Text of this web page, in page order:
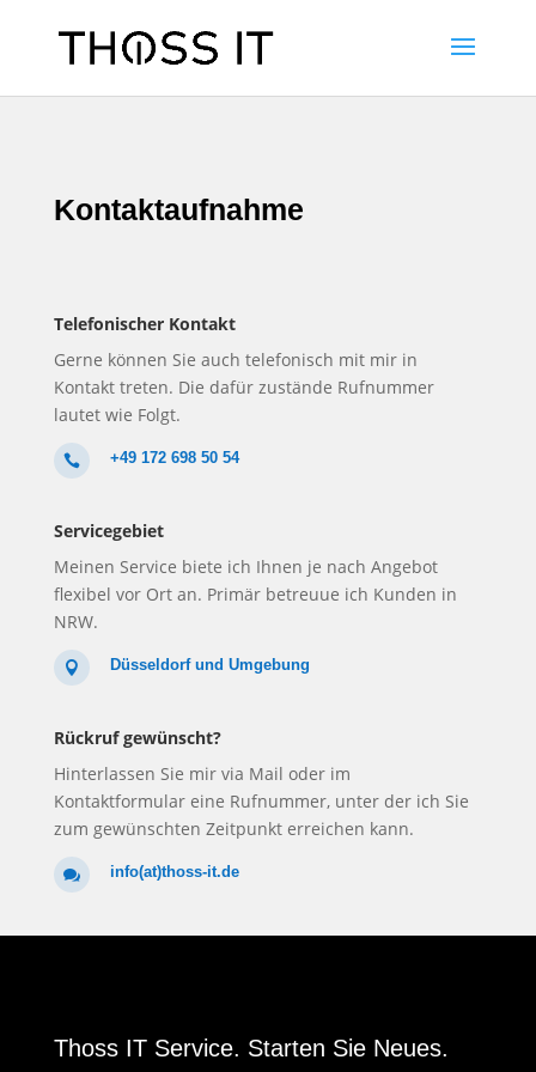
Kontaktaufnahme
Telefonischer Kontakt
Gerne können Sie auch telefonisch mit mir in
Kontakt treten. Die dafür zustände Rufnummer
lautet wie Folgt.
 +49 172 698 50 54
Servicegebiet
Meinen Service biete ich Ihnen je nach Angebot
flexibel vor Ort an. Primär betreuue ich Kunden in
NRW.
 Düsseldorf und Umgebung
Rückruf gewünscht?
Hinterlassen Sie mir via Mail oder im
Kontaktformular eine Rufnummer, unter der ich Sie
zum gewünschten Zeitpunkt erreichen kann.
 info(at)thoss-it.de
Thoss IT Service. Starten Sie Neues.